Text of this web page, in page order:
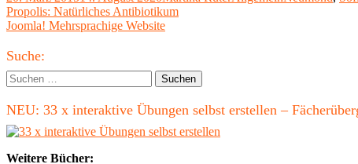
am
Beitragsnavigation
Vorheriger
Beitrag:
Propolis: Natürliches Antibiotikum
Nächster
Joomla! Mehrsprachige Website
Haupt-
Seitenleiste
Suche:
Suchen
nach:
NEU: 33 x interaktive Übungen selbst erstellen –
Weitere Bücher: